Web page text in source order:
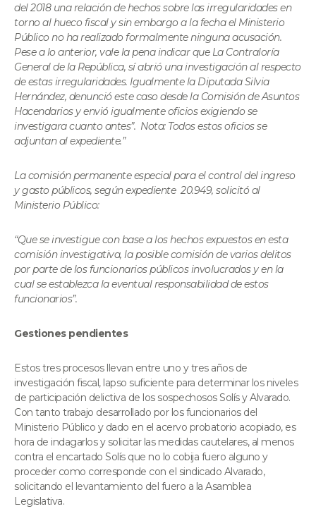
del 2018 una relación de hechos sobre las irregularidades en
torno al hueco fiscal y sin embargo a la fecha el Ministerio
Público no ha realizado formalmente ninguna acusación.
Pese a lo anterior, vale la pena indicar que La Contraloría
General de la República, sí abrió una investigación al respecto
de estas irregularidades. Igualmente la Diputada Silvia
Hernández, denunció este caso desde la Comisión de Asuntos
Hacendarios y envió igualmente oficios exigiendo se
investigara cuanto antes”. Nota: Todos estos oficios se
adjuntan al expediente.”
La comisión permanente especial para el control del ingreso
y gasto públicos, según expediente 20.949, solicitó al
Ministerio Público:
“Que se investigue con base a los hechos expuestos en esta
comisión investigativa, la posible comisión de varios delitos
por parte de los funcionarios públicos involucrados y en la
cual se establezca la eventual responsabilidad de estos
funcionarios”.
Gestiones pendientes
Estos tres procesos llevan entre uno y tres años de
investigación fiscal, lapso suficiente para determinar los niveles
de participación delictiva de los sospechosos Solís y Alvarado.
Con tanto trabajo desarrollado por los funcionarios del
Ministerio Público y dado en el acervo probatorio acopiado, es
hora de indagarlos y solicitar las medidas cautelares, al menos
contra el encartado Solís que no lo cobija fuero alguno y
proceder como corresponde con el sindicado Alvarado,
solicitando el levantamiento del fuero a la Asamblea
Legislativa.